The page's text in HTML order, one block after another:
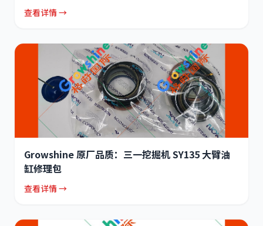
查看详情 →
Growshine 原厂品质：三一挖掘机 SY135 大臂油
缸修理包
查看详情 →